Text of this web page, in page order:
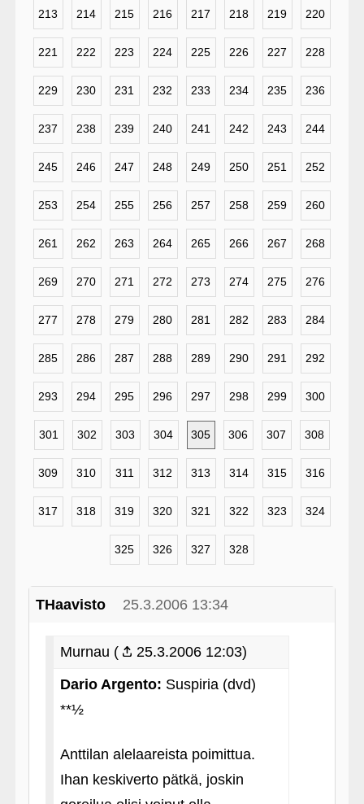
213 214 215 216 217 218 219 220
221 222 223 224 225 226 227 228
229 230 231 232 233 234 235 236
237 238 239 240 241 242 243 244
245 246 247 248 249 250 251 252
253 254 255 256 257 258 259 260
261 262 263 264 265 266 267 268
269 270 271 272 273 274 275 276
277 278 279 280 281 282 283 284
285 286 287 288 289 290 291 292
293 294 295 296 297 298 299 300
301 302 303 304 305 306 307 308
309 310 311 312 313 314 315 316
317 318 319 320 321 322 323 324
325 326 327 328
THaavisto 25.3.2006 13:34
Murnau (
25.3.2006 12:03)
Dario Argento: Suspiria (dvd)
**½
Anttilan alelaareista poimittua.
Ihan keskiverto pätkä, joskin